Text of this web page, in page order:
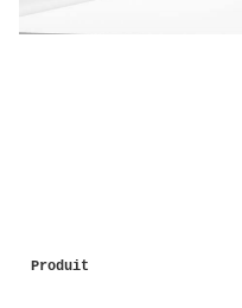
Produit